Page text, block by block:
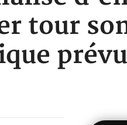
tour
prévu